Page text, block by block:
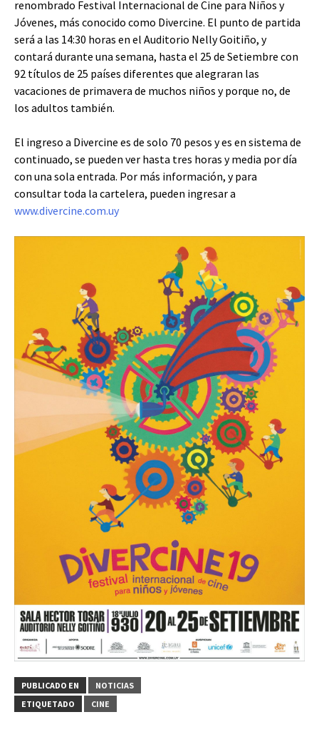
renombrado Festival Internacional de Cine para Niños y
Jóvenes, más conocido como Divercine. El punto de partida
será a las 14:30 horas en el Auditorio Nelly Goitiño, y
contará durante una semana, hasta el 25 de Setiembre con
92 títulos de 25 países diferentes que alegraran las
vacaciones de primavera de muchos niños y porque no, de
los adultos también.
El ingreso a Divercine es de solo 70 pesos y es en sistema de
continuado, se pueden ver hasta tres horas y media por día
con una sola entrada. Por más información, y para
consultar toda la cartelera, pueden ingresar a
www.divercine.com.uy
PUBLICADO EN
NOTICIAS
ETIQUETADO
CINE